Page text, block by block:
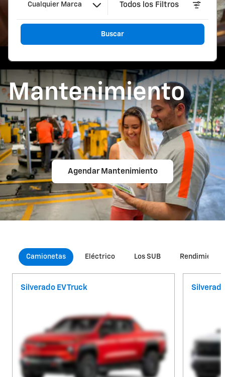
Cualquier Marca Todos los Filtros
Buscar
Mantenimiento
Agendar Mantenimiento
Camionetas Eléctrico Los SUB Rendimiento
Silverado EV Truck